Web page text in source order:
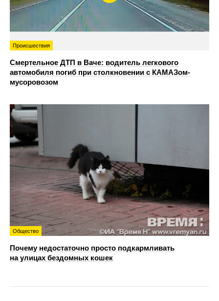
Происшествия
Смертельное ДТП в Ваче: водитель легкового
автомобиля погиб при столкновении с КАМАЗом-
мусоровозом
Общество
Почему недостаточно просто подкармливать
на улицах бездомных кошек